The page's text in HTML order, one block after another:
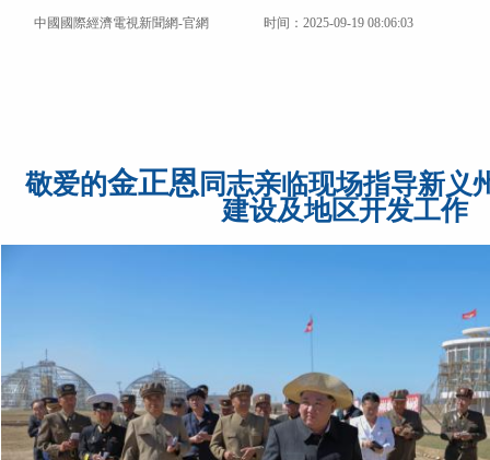
中國國際經濟電視新聞網-官網 时间：2025-09-19 08:06:03
敬爱的金正恩 同志亲临现场指导新义
建设及地区开发工作